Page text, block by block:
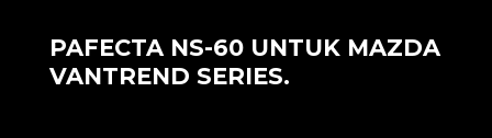
PAFECTA NS-60 UNTUK MAZDA
VANTREND SERIES.